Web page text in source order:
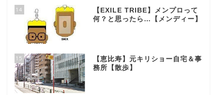
14
【EXILE TRIBE】メンプロって
何？と思ったら…【メンディー】
15
【恵比寿】元キリショー自宅＆事
務所【散歩】